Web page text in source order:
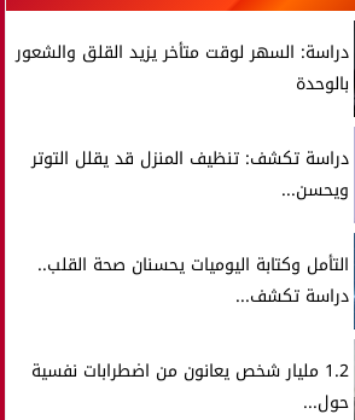
دراسة: السهر لوقت متأخر يزيد القلق والشعور
بالوحدة
دراسة تكشف: تنظيف المنزل قد يقلل التوتر
ويحسن...
التأمل وكتابة اليوميات يحسنان صحة القلب..
دراسة تكشف...
1.2 مليار شخص يعانون من اضطرابات نفسية
حول...